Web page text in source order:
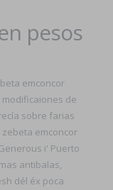
pesos
emconcor
modificaiones de
sobre farias
emconcor
i' Puerto
antibalas,
dél éx poca